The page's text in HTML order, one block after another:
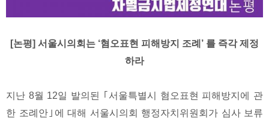
[논평] 서울시의회는 ‘혐오표현 피해방지 조례’ 를 즉각 제정
하라
지난 8월 12일 발의된 ｢서울특별시 혐오표현 피해방지에 관
한 조례안｣에 대해 서울시의회 행정자치위원회가 심사 보류